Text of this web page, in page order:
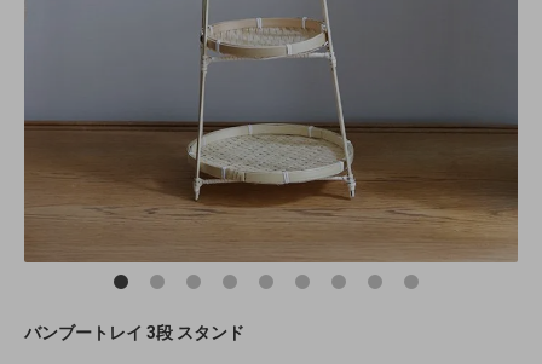
バンブートレイ 3段 スタンド